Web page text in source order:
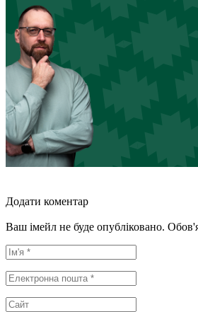
Додати коментар
Ваш імейл не буде опубліковано.